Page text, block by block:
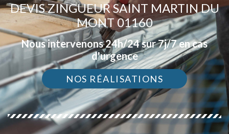
DEVIS ZINGUEUR SAINT MARTIN DU
MONT 01160
Nous intervenons 24h/24 sur 7j/7 en cas
d'urgence
NOS RÉALISATIONS